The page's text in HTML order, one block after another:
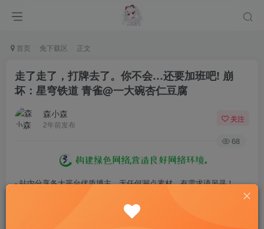
首页 免下载区 正文
走了走了，打牌去了。你不会…还要加班吧! 崩
坏：星穹铁道 青雀@一大碗杏仁豆腐
森小森
2年前发布
关注
68
- 站内分享各大平台优质博主，无任何漏点素材，有需求请另寻！
- 百度网盘提示提取码错误，请更换浏览器重试，这是百度网盘版本问